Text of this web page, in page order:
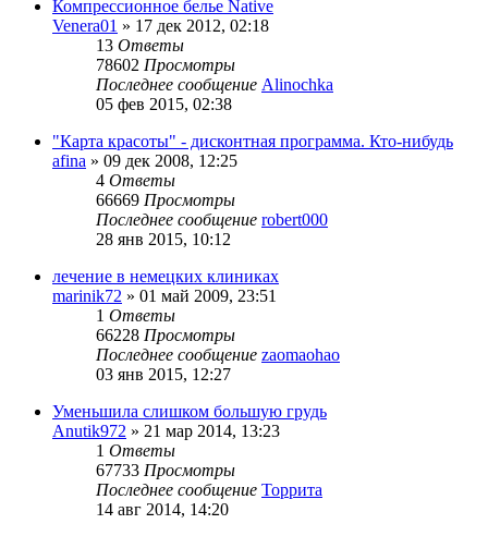
Компрессионное белье Native
Venera01 » 17 дек 2012, 02:18
13 Ответы
78602 Просмотры
Последнее сообщение Alinochka
05 фев 2015, 02:38
"Карта красоты" - дисконтная программа. Кто-нибудь
afina » 09 дек 2008, 12:25
4 Ответы
66669 Просмотры
Последнее сообщение robert000
28 янв 2015, 10:12
лечение в немецких клиниках
marinik72 » 01 май 2009, 23:51
1 Ответы
66228 Просмотры
Последнее сообщение zaomaohao
03 янв 2015, 12:27
Уменьшила слишком большую грудь
Anutik972 » 21 мар 2014, 13:23
1 Ответы
67733 Просмотры
Последнее сообщение Торрита
14 авг 2014, 14:20